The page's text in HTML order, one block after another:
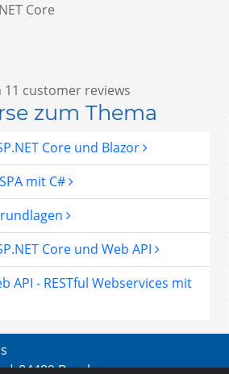
Core
11 customer reviews
zum Thema
Core und Blazor
mit C#
Core und Web API
API - RESTful Webservices mit
| 84489 Burghausen